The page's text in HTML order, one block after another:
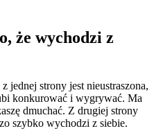
że wychodzi z
jednej strony jest nieustraszona,
konkurować i wygrywać. Ma
dmuchać. Z drugiej strony
szybko wychodzi z siebie.